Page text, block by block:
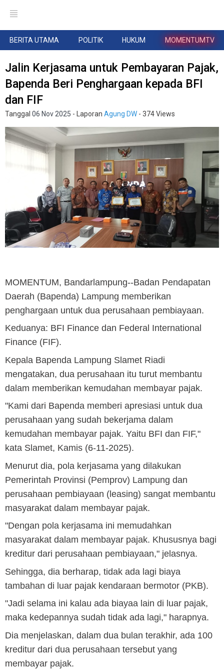
BERITA UTAMA POLITIK HUKUM MOMENTUMTV
Jalin Kerjasama untuk Pembayaran Pajak,
Bapenda Beri Penghargaan kepada BFI
dan FIF
Tanggal 06 Nov 2025 - Laporan Agung DW - 374 Views
MOMENTUM, Bandarlampung--Badan Pendapatan
Daerah (Bapenda) Lampung memberikan
penghargaan untuk dua perusahaan pembiayaan.
Keduanya: BFI Finance dan Federal International
Finance (FIF).
Kepala Bapenda Lampung Slamet Riadi
mengatakan, dua perusahaan itu turut membantu
dalam memberikan kemudahan membayar pajak.
"Kami dari Bapenda memberi apresiasi untuk dua
perusahaan yang sudah bekerjama dalam
kemudahan membayar pajak. Yaitu BFI dan FIF,"
kata Slamet, Kamis (6-11-2025).
Menurut dia, pola kerjasama yang dilakukan
Pemerintah Provinsi (Pemprov) Lampung dan
perusahaan pembiayaan (leasing) sangat membantu
masyarakat dalam membayar pajak.
"Dengan pola kerjasama ini memudahkan
masyarakat dalam membayar pajak. Khususnya bagi
kreditur dari perusahaan pembiayaan," jelasnya.
Sehingga, dia berharap, tidak ada lagi biaya
tambahan di luar pajak kendaraan bermotor (PKB).
"Jadi selama ini kalau ada biayaa lain di luar pajak,
maka kedepannya sudah tidak ada lagi," harapnya.
Dia menjelaskan, dalam dua bulan terakhir, ada 100
kreditur dari dua perusahaan tersebut yang
membayar pajak.